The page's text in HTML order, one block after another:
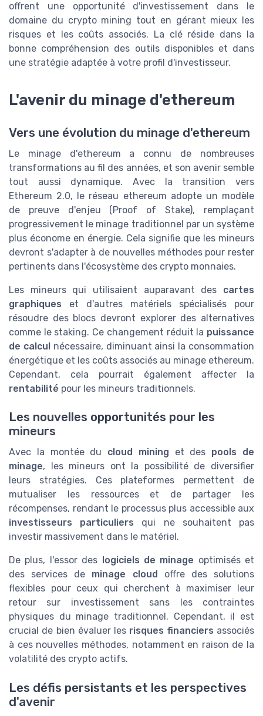
offrent une opportunité d'investissement dans le
domaine du crypto mining tout en gérant mieux les
risques et les coûts associés. La clé réside dans la
bonne compréhension des outils disponibles et dans
une stratégie adaptée à votre profil d'investisseur.
L'avenir du minage d'ethereum
Vers une évolution du minage d'ethereum
Le minage d'ethereum a connu de nombreuses
transformations au fil des années, et son avenir semble
tout aussi dynamique. Avec la transition vers
Ethereum 2.0, le réseau ethereum adopte un modèle
de preuve d'enjeu (Proof of Stake), remplaçant
progressivement le minage traditionnel par un système
plus économe en énergie. Cela signifie que les mineurs
devront s'adapter à de nouvelles méthodes pour rester
pertinents dans l'écosystème des crypto monnaies.
Les mineurs qui utilisaient auparavant des cartes
graphiques et d'autres matériels spécialisés pour
résoudre des blocs devront explorer des alternatives
comme le staking. Ce changement réduit la puissance
de calculnécessaire, diminuant ainsi la consommation
énergétique et les coûts associés au minage ethereum.
Cependant, cela pourrait également affecter la
rentabilité pour les mineurs traditionnels.
Les nouvelles opportunités pour les
mineurs
Avec la montée du cloud mining et des pools de
minage, les mineurs ont la possibilité de diversifier
leurs stratégies. Ces plateformes permettent de
mutualiser les ressources et de partager les
récompenses, rendant le processus plus accessible aux
investisseurs particuliers qui ne souhaitent pas
investir massivement dans le matériel.
De plus, l'essor des logiciels de minage optimisés et
des services de minage cloud
offre des solutions
flexibles pour ceux qui cherchent à maximiser leur
retour sur investissement sans les contraintes
physiques du minage traditionnel. Cependant, il est
crucial de bien évaluer les risques financiers associés
à ces nouvelles méthodes, notamment en raison de la
volatilité des crypto actifs.
Les défis persistants et les perspectives
d'avenir